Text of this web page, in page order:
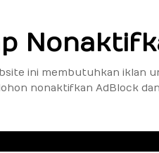
ini membutuhkan iklan
nonaktifkan AdBlock